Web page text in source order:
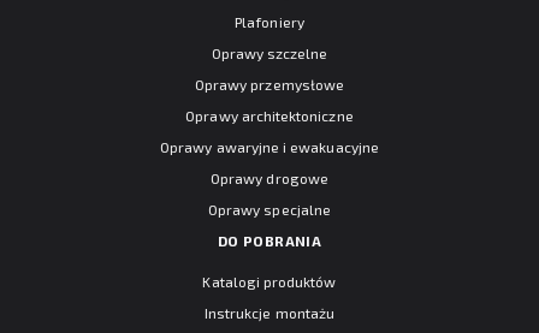
Plafoniery
Oprawy szczelne
Oprawy przemysłowe
Oprawy architektoniczne
Oprawy awaryjne i ewakuacyjne
Oprawy drogowe
Oprawy specjalne
DO POBRANIA
Katalogi produktów
Instrukcje montażu